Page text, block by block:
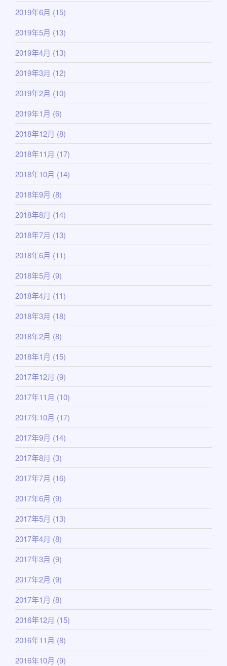
2019年6月 (15)
2019年5月 (13)
2019年4月 (13)
2019年3月 (12)
2019年2月 (10)
2019年1月 (6)
2018年12月 (8)
2018年11月 (17)
2018年10月 (14)
2018年9月 (8)
2018年8月 (14)
2018年7月 (13)
2018年6月 (11)
2018年5月 (9)
2018年4月 (11)
2018年3月 (18)
2018年2月 (8)
2018年1月 (15)
2017年12月 (9)
2017年11月 (10)
2017年10月 (17)
2017年9月 (14)
2017年8月 (3)
2017年7月 (16)
2017年6月 (9)
2017年5月 (13)
2017年4月 (8)
2017年3月 (9)
2017年2月 (9)
2017年1月 (8)
2016年12月 (15)
2016年11月 (8)
2016年10月 (9)